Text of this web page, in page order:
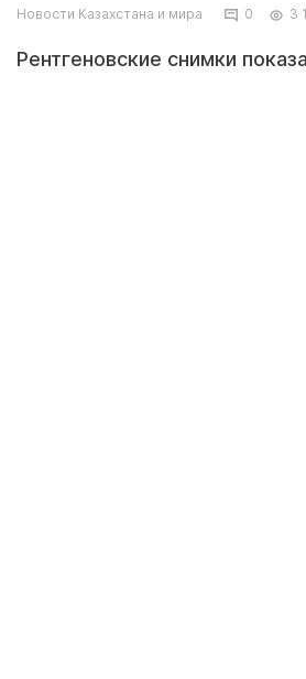
Новости Казахстана и мира 0 3
Рентгеновские снимки